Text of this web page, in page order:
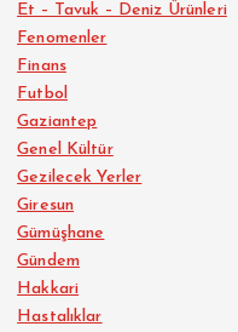
Et – Tavuk – Deniz Ürünleri
Fenomenler
Finans
Futbol
Gaziantep
Genel Kültür
Gezilecek Yerler
Giresun
Gümüşhane
Gündem
Hakkari
Hastalıklar